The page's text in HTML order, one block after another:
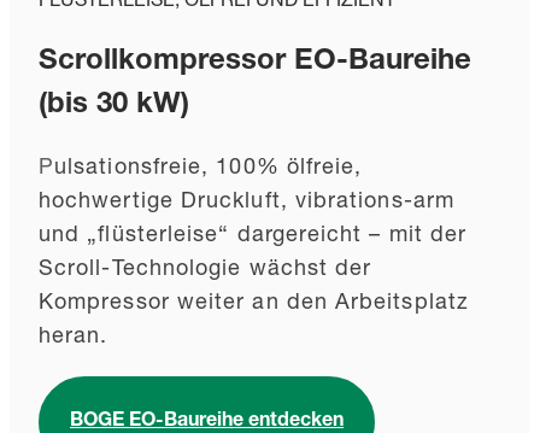
Scrollkompressor EO-Baureihe
(bis 30 kW)
Pulsationsfreie, 100% ölfreie,
hochwertige Druckluft, vibrations-arm
und „flüsterleise“ dargereicht – mit der
Scroll-Technologie wächst der
Kompressor weiter an den Arbeitsplatz
heran.
BOGE EO-Baureihe entdecken